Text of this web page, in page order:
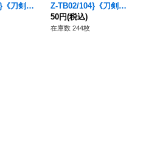
《刀剣乱
Z-TB02/104}《刀剣乱
舞》
50円(税込)
在庫数 244枚